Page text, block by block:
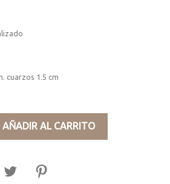
cuarzos 1.5 cm
AÑADIR AL CARRITO